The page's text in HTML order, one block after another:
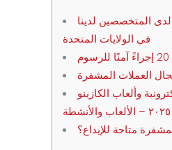
لدى المتخصصين لدينا
في الولايات المتحدة
العملات المشفرة
وألعاب الكازينو
متاحة للإيداع؟